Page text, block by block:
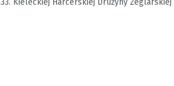
33. Kieleckiej Harcerskiej Drużyny Żeglarskiej